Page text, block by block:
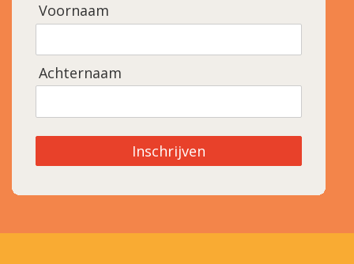
Voornaam
Achternaam
Inschrijven